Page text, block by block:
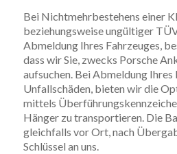
Bei Nichtmehrbestehens einer
beziehungsweise ungültiger
Abmeldung Ihres Fahrzeuges,
dass wir Sie, zwecks Porsche
aufsuchen. Bei Abmeldung Ihres
Unfallschäden, bieten wir die
mittels
Hänger zu transportieren. Die
gleichfalls vor Ort, nach
Schlüssel an uns.